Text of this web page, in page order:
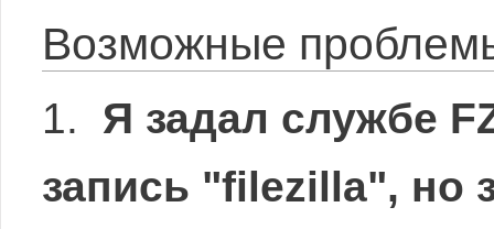
Возможные
1. Я задал службе
запись "filezilla", но